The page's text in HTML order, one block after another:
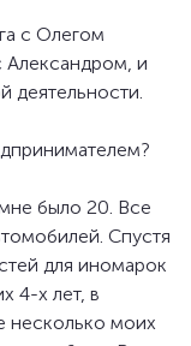
с Олегом
и
деятельности.
было 20. Все
Спустя
для иномарок
4-х лет, в
несколько моих